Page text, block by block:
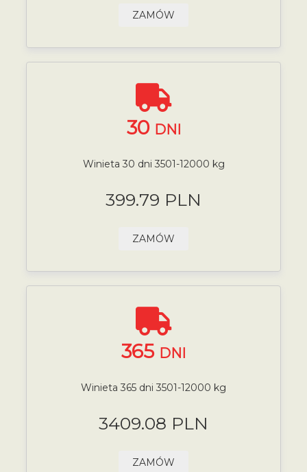
ZAMÓW
30 DNI
Winieta 30 dni 3501-12000 kg
399.79 PLN
ZAMÓW
365 DNI
Winieta 365 dni 3501-12000 kg
3409.08 PLN
ZAMÓW